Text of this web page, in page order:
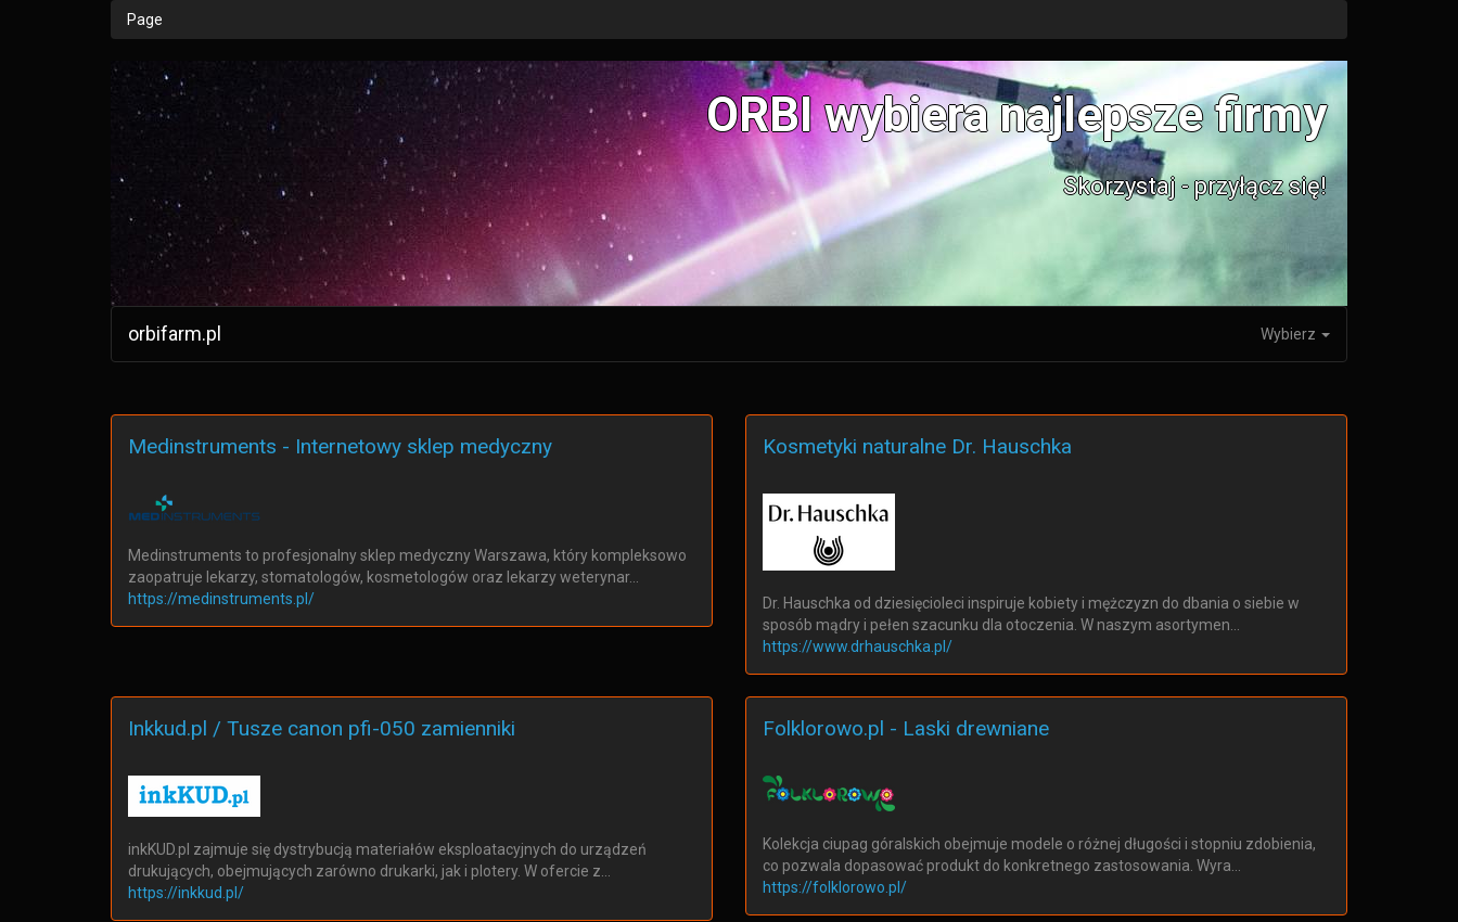
Page
ORBI wybiera najlepsze firmy
Skorzystaj - przyłącz się!
orbifarm.pl Wybierz
Medinstruments - Internetowy sklep medyczny
Medinstruments to profesjonalny sklep medyczny Warszawa, który kompleksowo
zaopatruje lekarzy, stomatologów, kosmetologów oraz lekarzy weterynar…
https://medinstruments.pl/
Kosmetyki naturalne Dr. Hauschka
Dr. Hauschka od dziesięcioleci inspiruje kobiety i mężczyzn do dbania o siebie w
sposób mądry i pełen szacunku dla otoczenia. W naszym asortymen…
https://www.drhauschka.pl/
Inkkud.pl / Tusze canon pfi-050 zamienniki
inkKUD.pl zajmuje się dystrybucją materiałów eksploatacyjnych do urządzeń
drukujących, obejmujących zarówno drukarki, jak i plotery. W ofercie z…
https://inkkud.pl/
Folklorowo.pl - Laski drewniane
Kolekcja ciupag góralskich obejmuje modele o różnej długości i stopniu zdobienia,
co pozwala dopasować produkt do konkretnego zastosowania. Wyra…
https://folklorowo.pl/